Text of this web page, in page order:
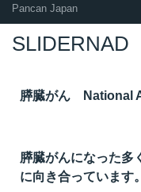
Pancan Japan
SLIDERNAD
膵臓がん National
膵臓がんになった多
に向き合っています。